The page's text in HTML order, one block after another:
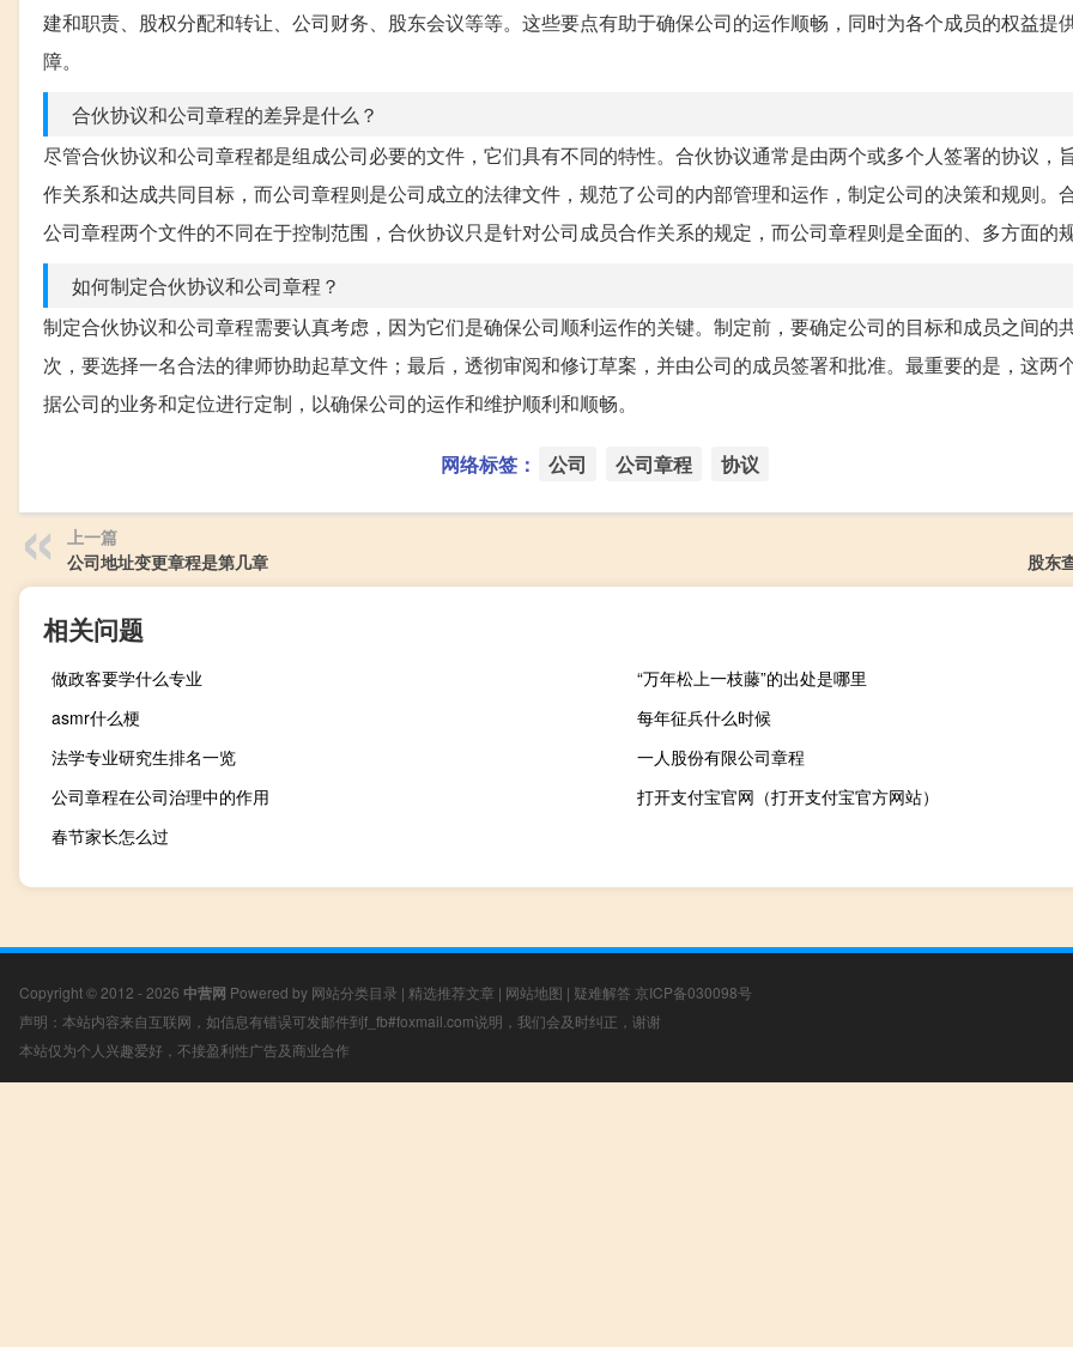
建和职责、股权分配和转让、公司财务、股东会议等等。这些要点有助于确保公司的运作顺畅，同时为各个成员的权益提
障。
合伙协议和公司章程的差异是什么？
尽管合伙协议和公司章程都是组成公司必要的文件，它们具有不同的特性。合伙协议通常是由两个或多个人签署的协议，
作关系和达成共同目标，而公司章程则是公司成立的法律文件，规范了公司的内部管理和运作，制定公司的决策和规则。
公司章程两个文件的不同在于控制范围，合伙协议只是针对公司成员合作关系的规定，而公司章程则是全面的、多方面的
如何制定合伙协议和公司章程？
制定合伙协议和公司章程需要认真考虑，因为它们是确保公司顺利运作的关键。制定前，要确定公司的目标和成员之间的
次，要选择一名合法的律师协助起草文件；最后，透彻审阅和修订草案，并由公司的成员签署和批准。最重要的是，这两
据公司的业务和定位进行定制，以确保公司的运作和维护顺利和顺畅。
网络标签： 公司 公司章程 协议
上一篇
公司地址变更章程是第几章
股东
相关问题
做政客要学什么专业
“万年松上一枝藤”的出处是哪里
asmr什么梗
每年征兵什么时候
法学专业研究生排名一览
一人股份有限公司章程
公司章程在公司治理中的作用
打开支付宝官网（打开支付宝官方网站）
春节家长怎么过
Copyright © 2012 - 2026 中营网 Powered by 网站分类目录 | 精选推荐文章 | 网站地图 | 疑难解答 京ICP备030098号
声明：本站内容来自互联网，如信息有错误可发邮件到f_fb#foxmail.com说明，我们会及时纠正，谢谢
本站仅为个人兴趣爱好，不接盈利性广告及商业合作